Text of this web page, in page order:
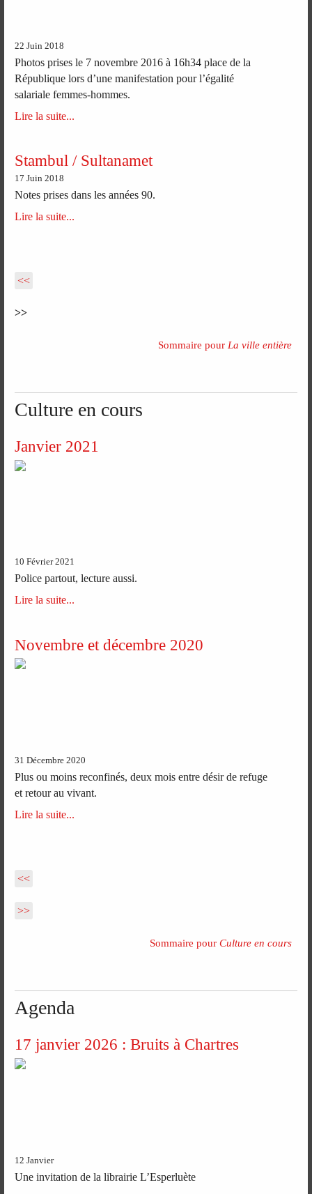
22 Juin 2018
Photos prises le 7 novembre 2016 à 16h34 place de la
République lors d’une manifestation pour l’égalité
salariale femmes-hommes.
Lire la suite...
Stambul / Sultanamet
17 Juin 2018
Notes prises dans les années 90.
Lire la suite...
<<
>>
Sommaire pour La ville entière
Culture en cours
Janvier 2021
10 Février 2021
Police partout, lecture aussi.
Lire la suite...
Novembre et décembre 2020
31 Décembre 2020
Plus ou moins reconfinés, deux mois entre désir de refuge
et retour au vivant.
Lire la suite...
<<
>>
Sommaire pour Culture en cours
Agenda
17 janvier 2026 : Bruits à Chartres
12 Janvier
Une invitation de la librairie L’Esperluète